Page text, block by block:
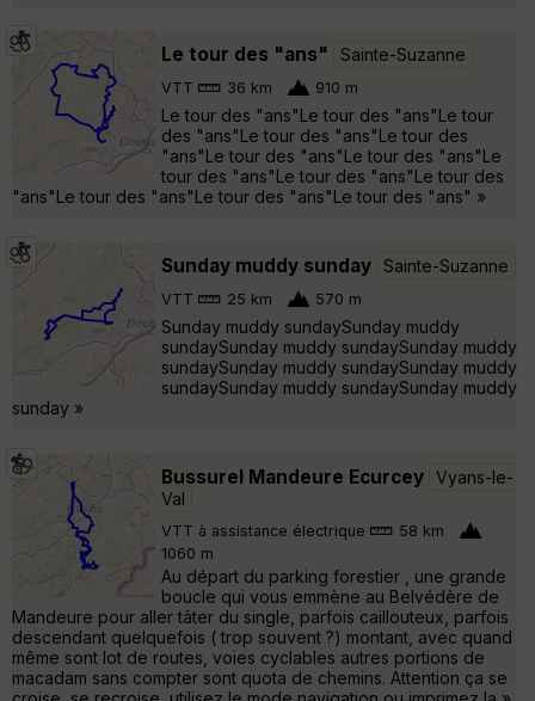
Le tour des "ans" Sainte-Suzanne
VTT 36 km 910 m
Le tour des "ans"Le tour des "ans"Le tour
des "ans"Le tour des "ans"Le tour des
"ans"Le tour des "ans"Le tour des "ans"Le
tour des "ans"Le tour des "ans"Le tour des
"ans"Le tour des "ans"Le tour des "ans"Le tour des "ans" »
Sunday muddy sunday Sainte-Suzanne
VTT 25 km 570 m
Sunday muddy sundaySunday muddy
sundaySunday muddy sundaySunday muddy
sundaySunday muddy sundaySunday muddy
sundaySunday muddy sundaySunday muddy
sunday »
Bussurel Mandeure Ecurcey Vyans-le-
Val
VTT à assistance électrique
58 km
1060 m
Au départ du parking forestier , une grande
boucle qui vous emmène au Belvédère de
Mandeure pour aller tâter du single, parfois caillouteux, parfois
descendant quelquefois ( trop souvent ?) montant, avec quand
même sont lot de routes, voies cyclables autres portions de
macadam sans compter sont quota de chemins. Attention ça se